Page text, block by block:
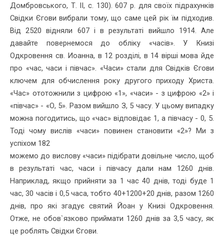
Домбровського, Т. II, с. 130). 607 р. для своїх підрахунків
Свідки Єгови вибрали тому, що саме цей рік їм підходив.
Від 2520 відняли 607 і в результаті вийшло 1914. Але
давайте повернемося до обліку «часів». У Книзі
Одкровення св. Иоанна, в 12 розділі, в 14 вірші мова йде
про «час, часи і півчас». «Часи» стали для Свідків Єгови
ключем для обчислення року дру­гого приходу Христа.
«Час» ототожнили з цифрою «1», «часи» - з цифрою «2» і
«півчас» - «О, 5». Разом вийшло З, 5 часу. У цьому випадку
можна погодитись, що «час» відповідає 1, а півчасу - 0, 5.
Тоді чому вислів «часи» повинен становити «2»? Ми з
успіхом 182
можемо до вислову «часи» підібрати довільне число, щоб
в резуль­таті час, часи і півчасу дали нам 1260 днів.
Наприклад, якщо прийня­ти за 1 час 40 днів, тоді буде 1
час, 30 часів і 0,5 часа, тобто 40+1200+20 днів, разом 1260
днів, про які згадує святий Йоан у Книзі Одкро­вення.
Отже, не обов`язково приймати 1260 днів за 3,5 часу, як
це роблять Свідки Єгови.